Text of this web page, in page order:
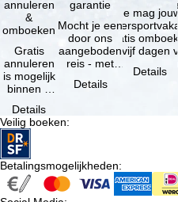
annuleren
&
omboeken
Gratis
annuleren
is mogelijk
binnen 5
de
boeking,
als jouw
vakantie …
Details
garantie
Mocht je een
door ons
aangeboden
reis - met
beschikbaarheid
Details
Je mag
gratis
als vijf dagen
Details
Veilig boeken:
Betalingsmogelijkheden: